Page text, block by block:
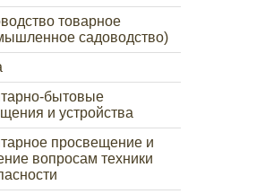
товарное
садоводство)
бытовые
и устройства
просвещение и
вопросам техники